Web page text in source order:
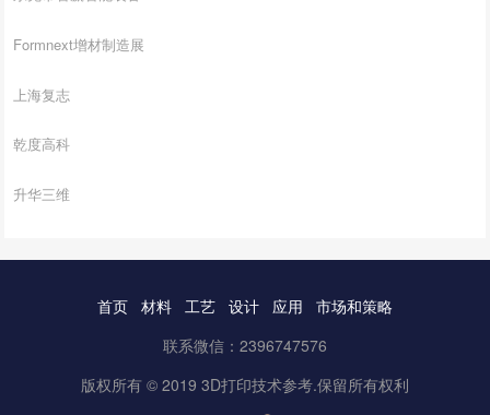
Formnext增材制造展
上海复志
乾度高科
升华三维
首页 材料 工艺 设计 应用
市场和策略
联系微信：2396747576
版权所有 © 2019 3D打印技术参考.保留所有权利